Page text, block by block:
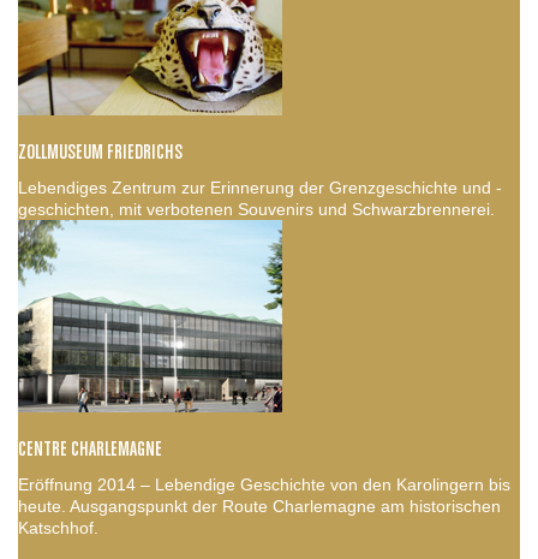
ZOLLMUSEUM FRIEDRICHS
Lebendiges Zentrum zur Erinnerung der Grenzgeschichte und -
geschichten, mit verbotenen Souvenirs und Schwarzbrennerei.
CENTRE CHARLEMAGNE
Eröffnung 2014 – Lebendige Geschichte von den Karolingern bis
heute. Ausgangspunkt der Route Charlemagne am historischen
Katschhof.